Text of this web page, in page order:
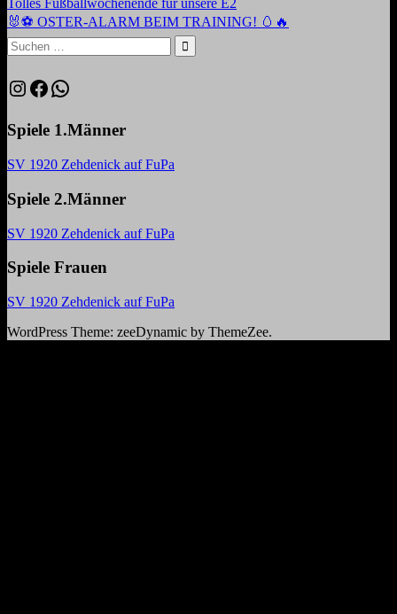
Beitragsnavigation
Beitrag:
Tolles Fußballwochenende für unsere E2
Nächster
Beitrag:
🐰⚽️ OSTER-ALARM BEIM TRAINING! 🥚🔥
Suchen
nach:
Suchen
Instagram
Facebook
WhatsApp
Spiele 1.Männer
SV 1920 Zehdenick auf FuPa
Spiele 2.Männer
SV 1920 Zehdenick auf FuPa
Spiele Frauen
SV 1920 Zehdenick auf FuPa
WordPress Theme: zeeDynamic by ThemeZee.